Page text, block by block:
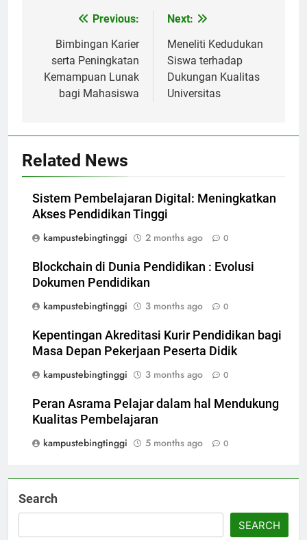
navigation
Previous:
Bimbingan Karier
serta Peningkatan
Kemampuan Lunak
bagi Mahasiswa
Next:
Meneliti Kedudukan
Siswa terhadap
Dukungan Kualitas
Universitas
Related News
Sistem Pembelajaran Digital: Meningkatkan
Akses Pendidikan Tinggi
kampustebingtinggi
2 months ago 0
Blockchain di Dunia Pendidikan : Evolusi
Dokumen Pendidikan
kampustebingtinggi
3 months ago 0
Kepentingan Akreditasi Kurir Pendidikan bagi
Masa Depan Pekerjaan Peserta Didik
kampustebingtinggi
3 months ago 0
Peran Asrama Pelajar dalam hal Mendukung
Kualitas Pembelajaran
kampustebingtinggi
5 months ago 0
Search
SEARCH